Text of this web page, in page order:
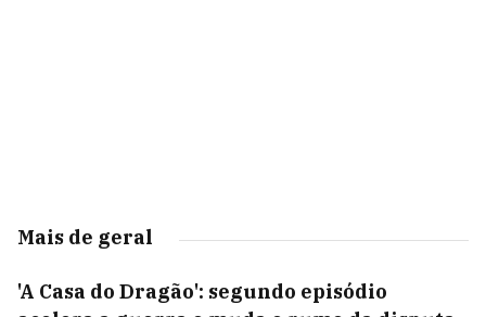
Mais de geral
'A Casa do Dragão': segundo episódio